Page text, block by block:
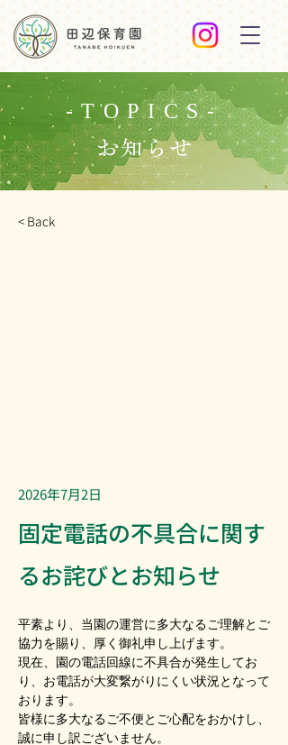
-TOPICS-
お知らせ
< Back
2026年7月2日
固定電話の不具合に関す
るお詫びとお知らせ
平素より、当園の運営に多大なるご理解とご
協力を賜り、厚く御礼申し上げます。
現在、園の電話回線に不具合が発生してお
り、お電話が大変繋がりにくい状況となって
おります。
皆様に多大なるご不便とご心配をおかけし、
誠に申し訳ございません。